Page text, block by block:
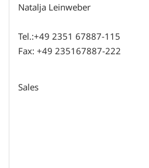
Natalja Leinweber
Tel.:+49 2351 67887-115
Fax: +49 235167887-222
Sales